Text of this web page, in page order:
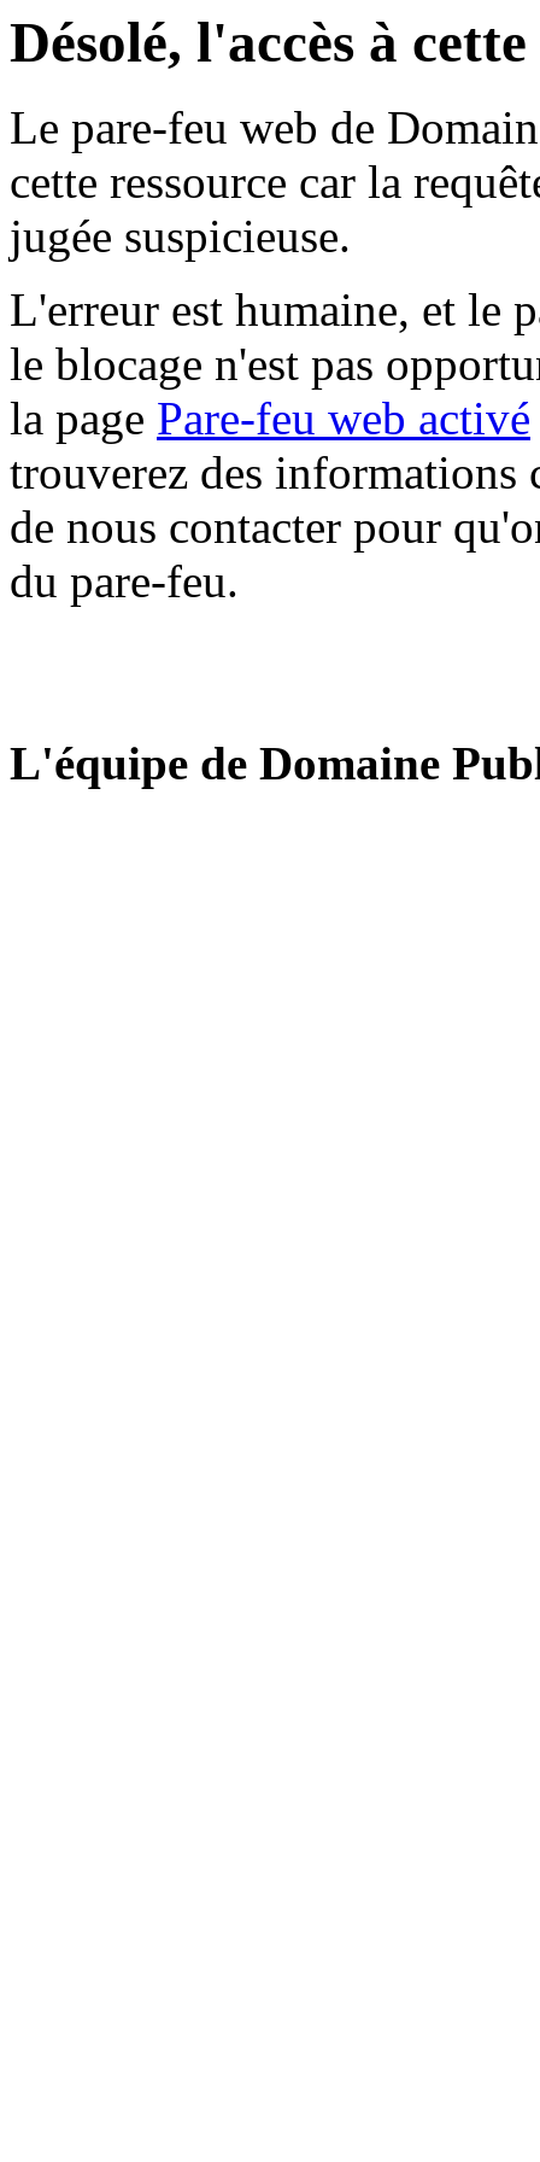
Désolé, l'accès à
Le pare-feu web de
cette ressource car la
jugée suspicieuse.
L'erreur est humaine, et le
le blocage n'est pas
la page Pare-feu web activé
trouverez des informations
de nous contacter pour
du pare-feu.
L'équipe de Domaine